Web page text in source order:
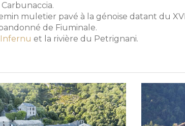
muletier pavé à la génoise datant du XVII
de Fiuminale.
et la rivière du Petrignani.